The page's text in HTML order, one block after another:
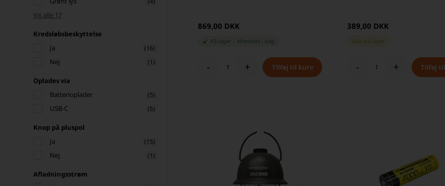
Vis alle 17
Kredsløbsbeskyttelse
Ja
(16)
Nej (1)
Oplades via
Batterioplader
(5)
USB-C (5)
Knop på pluspol
Ja
(15)
Nej (1)
Afladningsstrøm
869,00 DKK
På lager Afsendes i dag
- +
389,00 DKK
Ikke på lager
- +